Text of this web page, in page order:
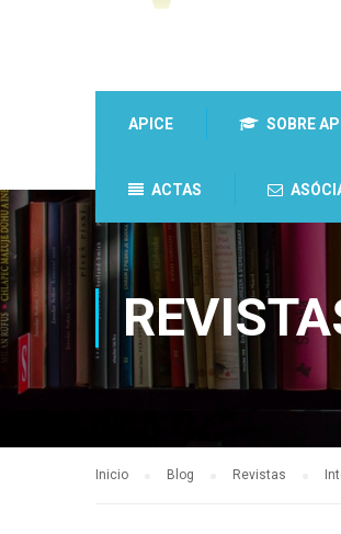
APICE SOBRE
ACTAS
Inicio Blog Revistas